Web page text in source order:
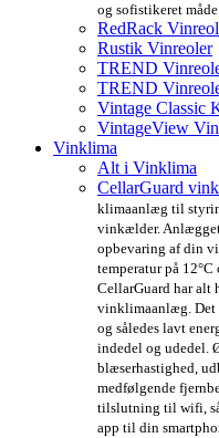
og sofistikeret
RedRack
Rustik Vinreoler
TREND
TREND
Vintage Classic
VintageView
Vinklima
Alt i Vinklima
CellarGuard
klimaanlæg til
vinkælder.
opbevaring af din
temperatur på
CellarGuard har alt
vinklimaanlæg. Det
og således lavt
indedel og udedel.
blæserhastighed,
medfølgende
tilslutning til wifi,
app til din